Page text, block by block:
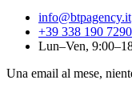
info@btpagency.it
+39 338 190 7290
Lun–Ven,
Una email al mese,